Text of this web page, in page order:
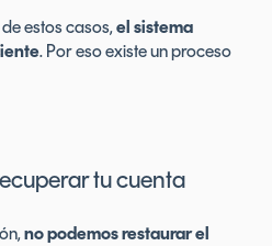
estos casos,el sistema
. Por eso existe un proceso
tu cuenta
no podemos restaurar el